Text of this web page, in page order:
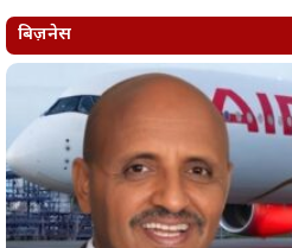
बिज़नेस